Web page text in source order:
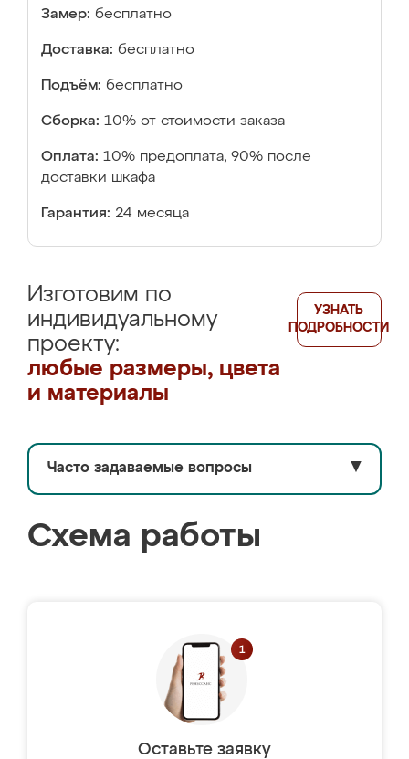
Замер: бесплатно
Доставка: бесплатно
Подъём: бесплатно
Сборка: 10% от стоимости заказа
Оплата: 10% предоплата, 90% после
доставки шкафа
Гарантия: 24 месяца
Изготовим по
индивидуальному
проекту:
любые размеры, цвета
и материалы
УЗНАТЬ
ПОДРОБНОСТИ
Часто задаваемые вопросы ▼
Схема работы
Оставьте заявку